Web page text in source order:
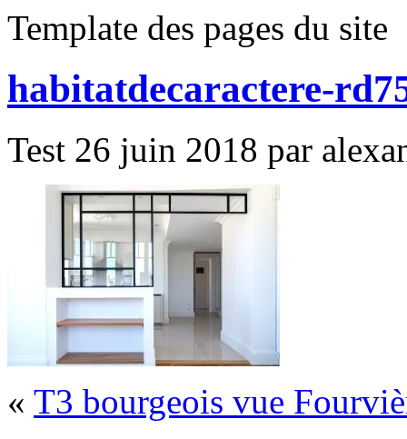
Template des pages du site
habitatdecaractere-
Test 26 juin 2018 par
« T3 bourgeois vue